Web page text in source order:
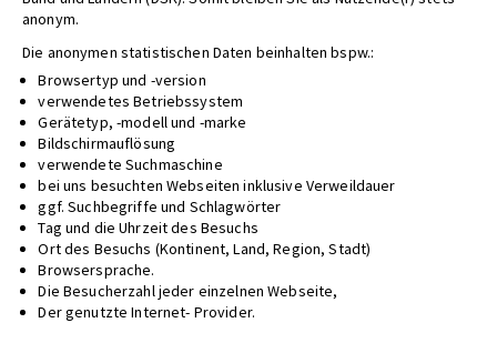
anonym.
Die anonymen statistischen Daten beinhalten bspw.:
Browsertyp und -version
verwendetes Betriebssystem
Gerätetyp, -modell und -marke
Bildschirmauflösung
verwendete Suchmaschine
bei uns besuchten Webseiten inklusive Verweildauer
ggf. Suchbegriffe und Schlagwörter
Tag und die Uhrzeit des Besuchs
Ort des Besuchs (Kontinent, Land, Region, Stadt)
Browsersprache.
Die Besucherzahl jeder einzelnen Webseite,
Der genutzte Internet- Provider.